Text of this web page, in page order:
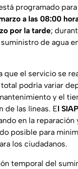
programado
a las 08:00
por la tarde;
de agua
que el servicio se
podría variar
y el
de las líneas. El
en la reparación
posible para
los ciudadanos.
temporal del